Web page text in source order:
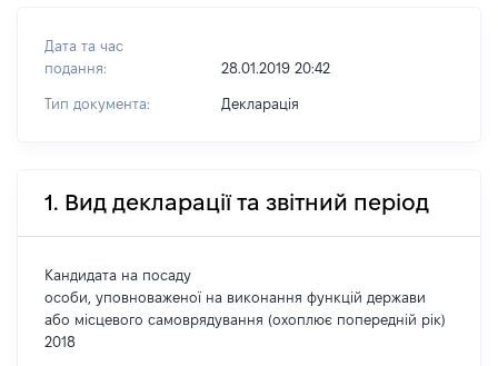
Дата та час
подання:
28.01.2019 20:42
Тип документа: Декларація
1. Вид декларації та звітний період
Кандидата на посаду
особи, уповноваженої на виконання функцій держави
або місцевого самоврядування (охоплює попередній рік)
2018